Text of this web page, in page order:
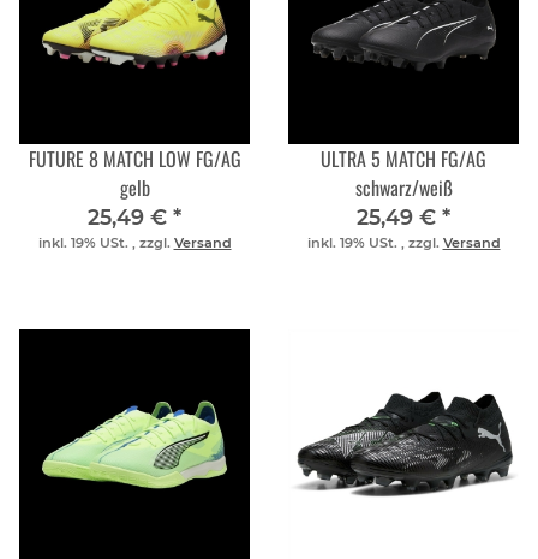
FUTURE 8 MATCH LOW FG/AG
gelb
25,49 € *
inkl. 19% USt. , zzgl. Versand
ULTRA 5 MATCH FG/AG
schwarz/weiß
25,49 € *
inkl. 19% USt. , zzgl. Versand